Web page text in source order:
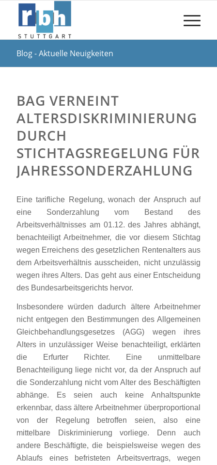
Blog - Aktuelle Neuigkeiten
BAG VERNEINT
ALTERSDISKRIMINIERUNG
DURCH
STICHTAGSREGELUNG FÜR
JAHRESSONDERZAHLUNG
Eine tarifliche Regelung, wonach der Anspruch auf
eine Sonderzahlung vom Bestand des
Arbeitsverhältnisses am 01.12. des Jahres abhängt,
benachteiligt Arbeitnehmer, die vor diesem Stichtag
wegen Erreichens des gesetzlichen Rentenalters aus
dem Arbeitsverhältnis ausscheiden, nicht unzulässig
wegen ihres Alters. Das geht aus einer Entscheidung
des Bundesarbeitsgerichts hervor.
Insbesondere würden dadurch ältere Arbeitnehmer
nicht entgegen den Bestimmungen des Allgemeinen
Gleichbehandlungsgesetzes (AGG) wegen ihres
Alters in unzulässiger Weise benachteiligt, erklärten
die Erfurter Richter. Eine unmittelbare
Benachteiligung liege nicht vor, da der Anspruch auf
die Sonderzahlung nicht vom Alter des Beschäftigten
abhänge. Es seien auch keine Anhaltspunkte
erkennbar, dass ältere Arbeitnehmer überproportional
von der Regelung betroffen seien, also eine
mittelbare Diskriminierung vorliege. Denn auch
andere Beschäftigte, die beispielsweise wegen des
Ablaufs eines befristeten Arbeitsvertrags, wegen